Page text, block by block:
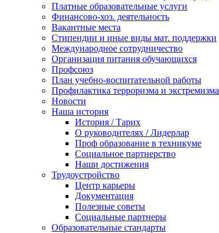
Платные образовательные услуги
Финансово-хоз. деятельность
Вакантные места
Стипендии и иные виды мат. поддержки
Международное сотрудничество
Организация питания обучающихся
Профсоюз
План учебно-воспитательной работы
Профилактика терроризма и экстремизма
Новости
Наша история
История / Тарих
О руководителях / Лидерлар
Проф образование в техникуме
Социальное партнерство
Наши достижения
Трудоустройство
Центр карьеры
Документация
Полезные советы
Социальные партнеры
Образовательные стандарты